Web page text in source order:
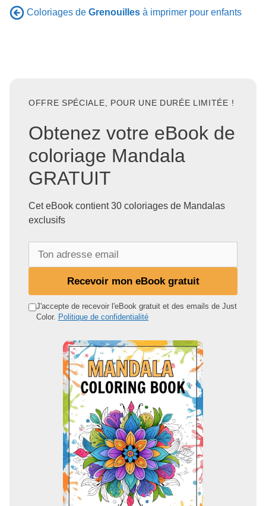
Coloriages de Grenouilles à imprimer pour enfants
OFFRE SPÉCIALE, POUR UNE DURÉE LIMITÉE !
Obtenez votre eBook de
coloriage Mandala
GRATUIT
Cet eBook contient 30 coloriages de Mandalas
exclusifs
d
Recevoir mon eBook gratuit
J'accepte de recevoir l'eBook gratuit et des emails de Just
Color. Politique de confidentialité